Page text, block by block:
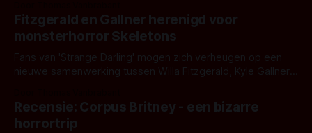
kille stijl vol folklore en mythe. Het topic deze keer is (kon
het het al raden?)... de weerwolf. Kijk je mee?
Fitzgerald en Gallner herenigd voor
monsterhorror Skeletons
Fans van 'Strange Darling' mogen zich verheugen op een
nieuwe samenwerking tussen Willa Fitzgerald, Kyle Gallner
'Skeletons', een nieuwe creature feature waarvoor de
opnames zijn gestart in Australië.
Recensie: Corpus Britney - een bizarre
horrortrip